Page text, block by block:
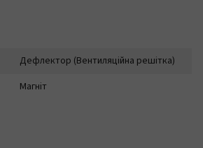
Дефлектор (Вентиляційна решітка)
Магніт